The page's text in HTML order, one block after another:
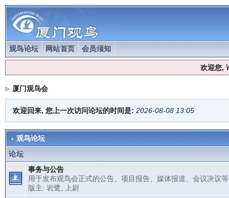
观鸟论坛 网站首页 会员须知
欢迎您,
厦门观鸟会
欢迎回来, 您上一次访问论坛的时间是: 2026-08-08 13:05
观鸟论坛
论坛
事务与公告
用于发布观鸟会正式的公告、项目报告、媒体报道、会议决议
版主: 岩鹭
上尉